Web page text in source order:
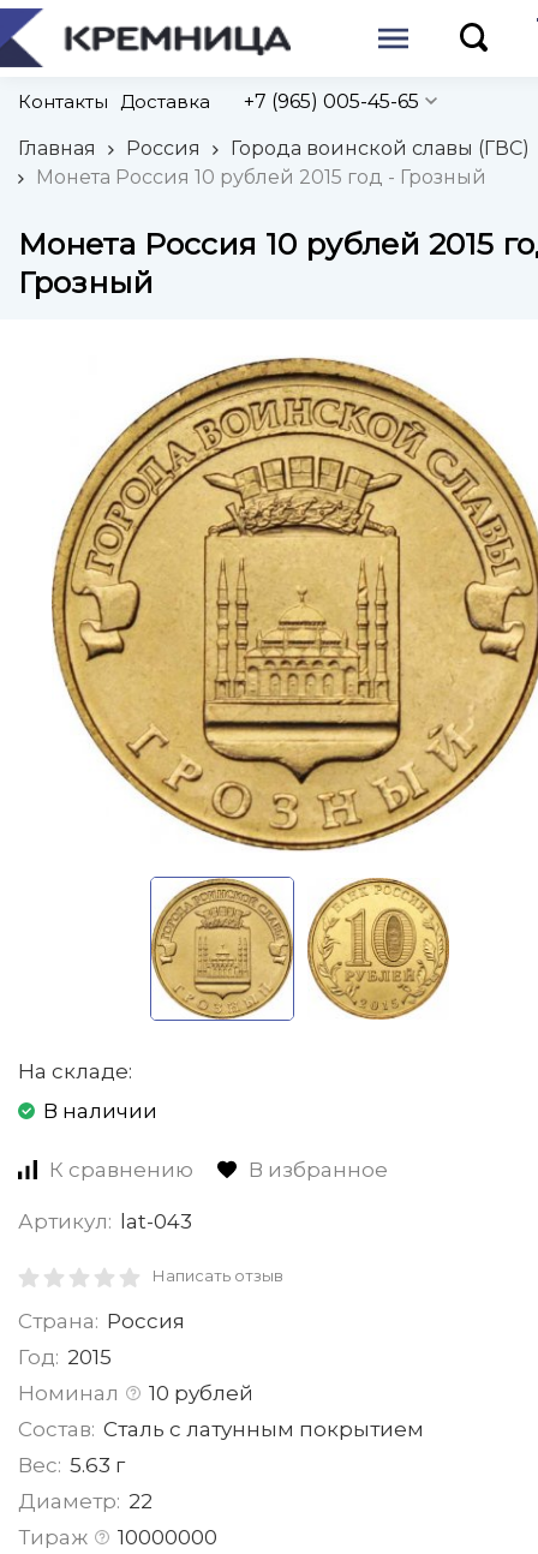
Контакты Доставка +7 (965) 005-45-65
Главная Россия
Города воинской славы (ГВС)
Монета Россия 10 рублей 2015 год - Грозный
Монета Россия 10 рублей 2015
Грозный
На складе:
В наличии
К сравнению В избранное
Артикул: lat-043
Написать отзыв
Страна: Россия
Год: 2015
Номинал
10 рублей
Состав: Сталь с латунным покрытием
Вес: 5.63 г
Диаметр: 22
Тираж
10000000